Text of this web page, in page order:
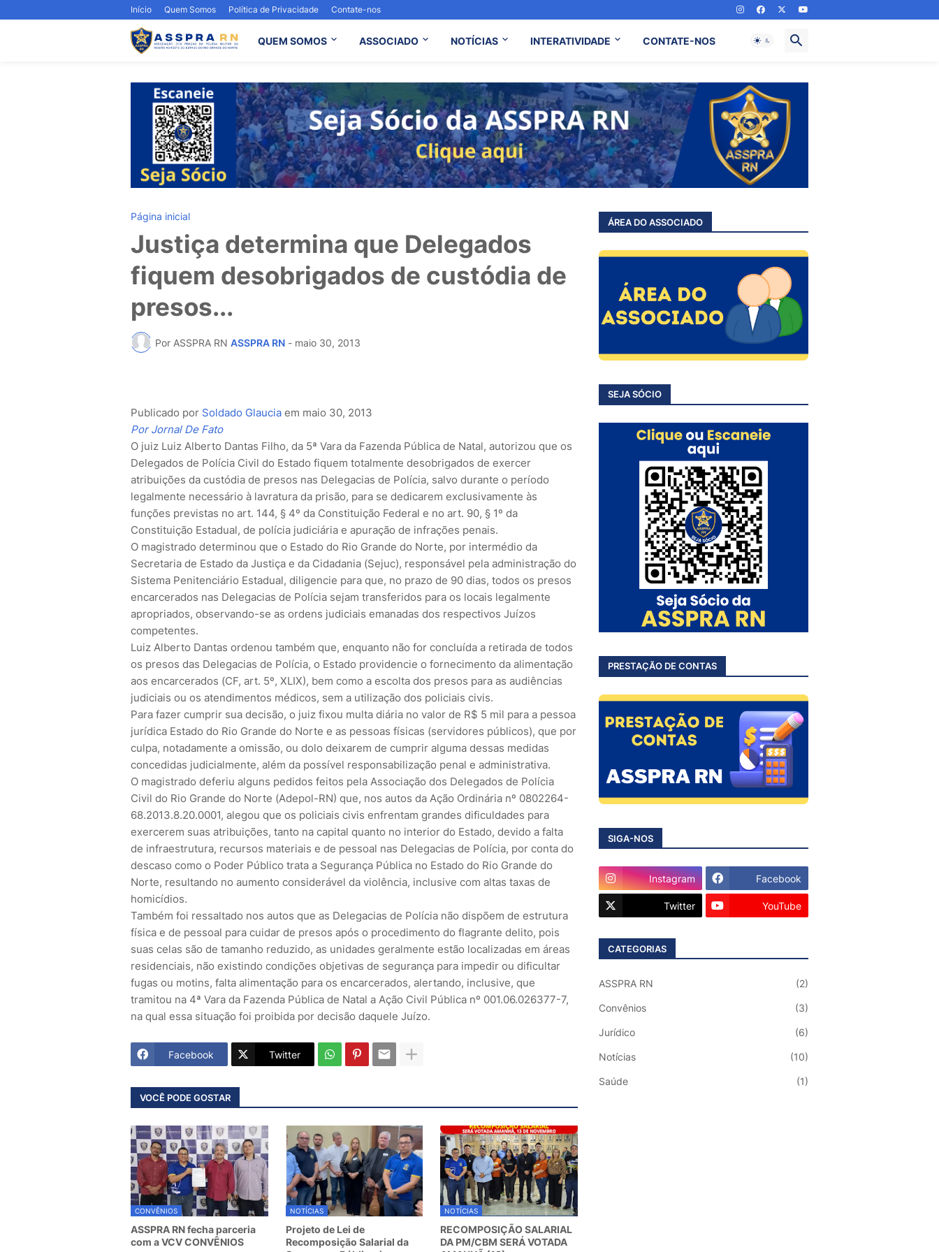
Início Quem Somos Política de Privacidade Contate-nos
QUEM SOMOS ASSOCIADO NOTÍCIAS INTERATIVIDADE CONTATE-NOS
Página inicial
Justiça determina que Delegados
fiquem desobrigados de custódia de
presos...
Por ASSPRA RN ASSPRA RN - maio 30, 2013
Publicado por Soldado Glaucia em maio 30, 2013
Por Jornal De Fato
O juiz Luiz Alberto Dantas Filho, da 5ª Vara da Fazenda Pública de Natal, autorizou que os
Delegados de Polícia Civil do Estado fiquem totalmente desobrigados de exercer
atribuições da custódia de presos nas Delegacias de Polícia, salvo durante o período
legalmente necessário à lavratura da prisão, para se dedicarem exclusivamente às
funções previstas no art. 144, § 4º da Constituição Federal e no art. 90, § 1º da
Constituição Estadual, de polícia judiciária e apuração de infrações penais.
O magistrado determinou que o Estado do Rio Grande do Norte, por intermédio da
Secretaria de Estado da Justiça e da Cidadania (Sejuc), responsável pela administração do
Sistema Penitenciário Estadual, diligencie para que, no prazo de 90 dias, todos os presos
encarcerados nas Delegacias de Polícia sejam transferidos para os locais legalmente
apropriados, observando-se as ordens judiciais emanadas dos respectivos Juízos
competentes.
Luiz Alberto Dantas ordenou também que, enquanto não for concluída a retirada de todos
os presos das Delegacias de Polícia, o Estado providencie o fornecimento da alimentação
aos encarcerados (CF, art. 5º, XLIX), bem como a escolta dos presos para as audiências
judiciais ou os atendimentos médicos, sem a utilização dos policiais civis.
Para fazer cumprir sua decisão, o juiz fixou multa diária no valor de R$ 5 mil para a pessoa
jurídica Estado do Rio Grande do Norte e as pessoas físicas (servidores públicos), que por
culpa, notadamente a omissão, ou dolo deixarem de cumprir alguma dessas medidas
concedidas judicialmente, além da possível responsabilização penal e administrativa.
O magistrado deferiu alguns pedidos feitos pela Associação dos Delegados de Polícia
Civil do Rio Grande do Norte (Adepol-RN) que, nos autos da Ação Ordinária nº 0802264-
68.2013.8.20.0001, alegou que os policiais civis enfrentam grandes dificuldades para
exercerem suas atribuições, tanto na capital quanto no interior do Estado, devido a falta
de infraestrutura, recursos materiais e de pessoal nas Delegacias de Polícia, por conta do
descaso como o Poder Público trata a Segurança Pública no Estado do Rio Grande do
Norte, resultando no aumento considerável da violência, inclusive com altas taxas de
homicídios.
Também foi ressaltado nos autos que as Delegacias de Polícia não dispõem de estrutura
física e de pessoal para cuidar de presos após o procedimento do flagrante delito, pois
suas celas são de tamanho reduzido, as unidades geralmente estão localizadas em áreas
residenciais, não existindo condições objetivas de segurança para impedir ou dificultar
fugas ou motins, falta alimentação para os encarcerados, alertando, inclusive, que
tramitou na 4ª Vara da Fazenda Pública de Natal a Ação Civil Pública nº 001.06.026377-7,
na qual essa situação foi proibida por decisão daquele Juízo.
Facebook Twitter
VOCÊ PODE GOSTAR
CONVÊNIOS
ASSPRA RN fecha parceria
com a VCV CONVÊNIOS
NOTÍCIAS
Projeto de Lei de
Recomposição Salarial da
NOTÍCIAS
RECOMPOSIÇÃO SALARIAL
DA PM/CBM SERÁ VOTADA
ÁREA DO ASSOCIADO
SEJA SÓCIO
PRESTAÇÃO DE CONTAS
SIGA-NOS
Instagram Facebook
Twitter YouTube
CATEGORIAS
ASSPRA RN (2)
Convênios (3)
Jurídico (6)
Notícias (10)
Saúde (1)